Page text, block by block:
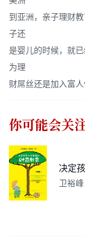
到亚洲，亲子理财
子还
是婴儿的时候，就
为理
财屌丝还是加入富
你可能会关
决定
卫裕峰